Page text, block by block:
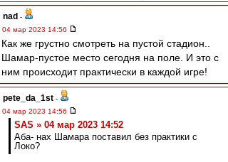
nad -
04 мар 2023 14:56
Как же грустно смотреть на пустой стадион..
Шамар-пустое место сегодня на поле. И это с
ним происходит практически в каждой игре!
pete_da_1st -
04 мар 2023 14:56
SAS » 04 мар 2023 14:52
Аба- нах Шамара поставил без практики с
Локо?